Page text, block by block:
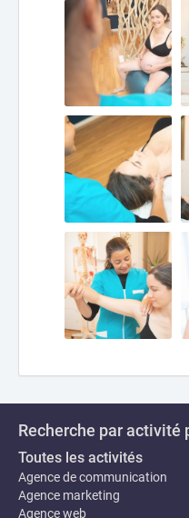
Recherche par activité
Toutes les activités
Agence de communication
Agence marketing
Agence web